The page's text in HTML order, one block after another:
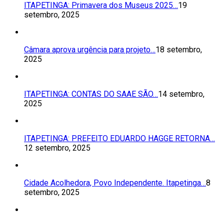
ITAPETINGA: Primavera dos Museus 2025…19
setembro, 2025
Câmara aprova urgência para projeto…18 setembro,
2025
ITAPETINGA: CONTAS DO SAAE SÃO…14 setembro,
2025
ITAPETINGA: PREFEITO EDUARDO HAGGE RETORNA…
12 setembro, 2025
Cidade Acolhedora, Povo Independente. Itapetinga…8
setembro, 2025